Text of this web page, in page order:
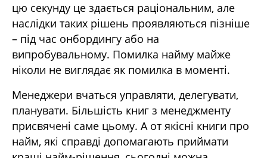
цю секунду це здається раціональним, але
наслідки таких рішень проявляються пізніше
– під час онбордингу або на
випробувальному. Помилка найму майже
ніколи не виглядає як помилка в моменті.
Менеджери вчаться управляти, делегувати,
планувати. Більшість книг з менеджменту
присвячені саме цьому. А от якісні книги про
найм, які справді допомагають приймати